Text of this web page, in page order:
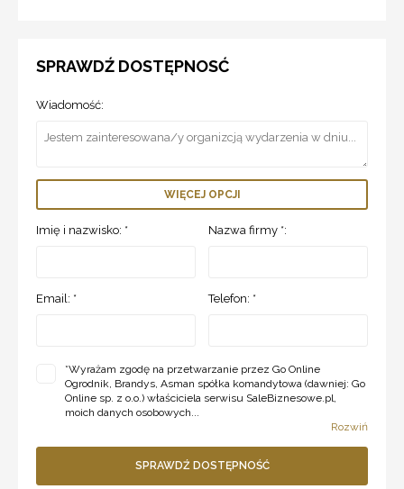
SPRAWDŹ DOSTĘPNOSĆ
Wiadomość:
WIĘCEJ OPCJI
Imię i nazwisko: * Nazwa firmy *:
Email: * Telefon: *
*Wyrażam zgodę na przetwarzanie przez Go Online
Ogrodnik, Brandys, Asman spółka komandytowa (dawniej: Go
Online sp. z o.o.) właściciela serwisu SaleBiznesowe.pl,
moich danych osobowych...
Rozwiń
SPRAWDŹ DOSTĘPNOŚĆ